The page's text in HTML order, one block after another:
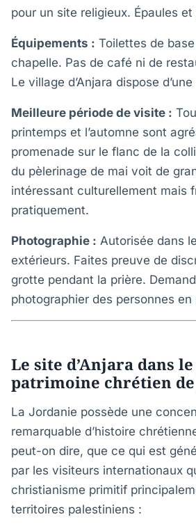
pour un site religieux. Épaules
Équipements : Toilettes de
chapelle. Pas de café ni de
Le village d’Anjara dispose
Meilleure période de visite :
printemps et l’automne sont
promenade sur le flanc de la
du pèlerinage de mai voit de
intéressant culturellement mais
pratiquement.
Photographie : Autorisée dans
extérieurs. Faites preuve de
grotte pendant la prière.
photographier des personnes en
Le site d’Anjara dans
patrimoine chrétien
La Jordanie possède une
remarquable d’histoire
peut-on dire, que ce qui est
par les visiteurs internationaux
christianisme primitif
territoires palestiniens :